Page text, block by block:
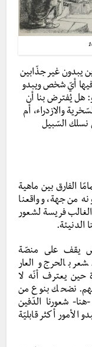
يبدون غير جذّابين
أيّ شخص ويبدو
هل يُفترض بنا أن
والازدراء، أم
نسلك السّبيل
الفارق بين ماهية
من جهة، وواقعنا
فريسة لشعور
الدنيئة.
يقف على منصّة
بالحرج والعار
حين يعترف أنّه لا
نضحك بنوع من
شعورنا الدّفين
الأمور أكثر قابليّة